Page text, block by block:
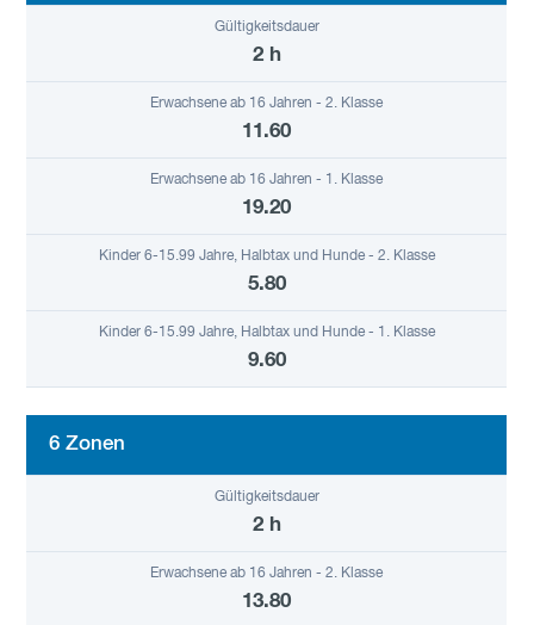
2 h
11.60
19.20
5.80
9.60
6 Zonen
2 h
13.80